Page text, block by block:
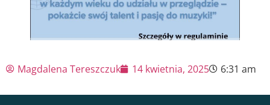
Magdalena Tereszczuk 14 kwietnia, 2025 6:31 am